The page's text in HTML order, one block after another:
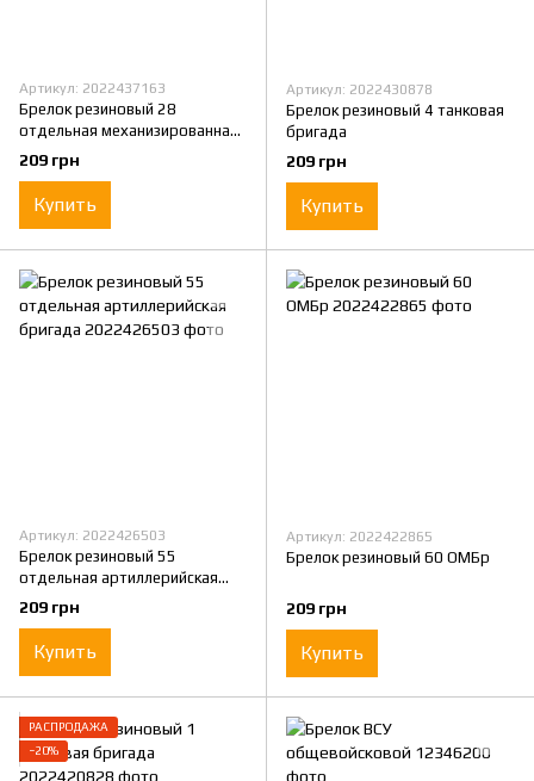
Артикул: 2022437163
Брелок резиновый 28
отдельная механизированная
бригада
209 грн
Купить
Артикул: 2022430878
Брелок резиновый 4 танковая
бригада
209 грн
Купить
Артикул: 2022426503
Брелок резиновый 55
отдельная артиллерийская
бригада
209 грн
Купить
Артикул: 2022422865
Брелок резиновый 60 ОМБр
209 грн
Купить
РАСПРОДАЖА
−20%